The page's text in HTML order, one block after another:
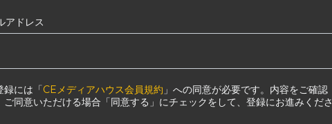
アドレス
録には「CEメディアハウス会員規約 」への同意が必要です。内容をご確認
ご同意いただける場合「同意する」にチェックをして、登録にお進みくださ